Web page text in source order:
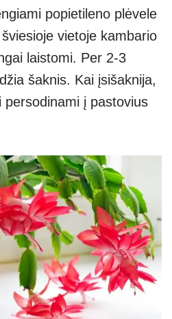
popietileno plėvele
vietoje kambario
laistomi. Per 2-3
šaknis. Kai įsišaknija,
persodinami į pastovius